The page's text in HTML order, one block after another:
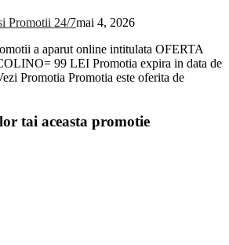
Promotii 24/7mai 4, 2026
a aparut online intitulata OFERTA
99 LEI Promotia expira in data de
Promotia Promotia este oferita de
tai aceasta promotie